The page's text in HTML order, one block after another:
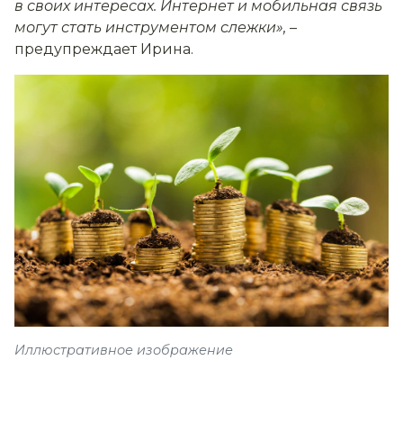
в своих интересах. Интернет и мобильная связь
могут стать инструментом слежки», –
предупреждает Ирина.
Иллюстративное изображение